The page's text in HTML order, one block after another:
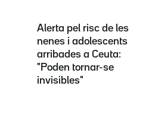
Alerta pel risc de les
nenes i adolescents
arribades a Ceuta:
"Poden tornar-se
invisibles"